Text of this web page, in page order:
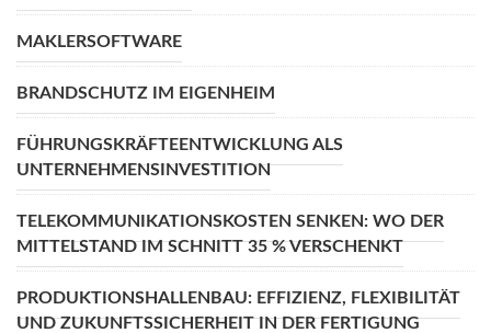
MAKLERSOFTWARE
BRANDSCHUTZ IM EIGENHEIM
FÜHRUNGSKRÄFTEENTWICKLUNG ALS
UNTERNEHMENSINVESTITION
TELEKOMMUNIKATIONSKOSTEN SENKEN: WO DER
MITTELSTAND IM SCHNITT 35 % VERSCHENKT
PRODUKTIONSHALLENBAU: EFFIZIENZ, FLEXIBILITÄT
UND ZUKUNFTSSICHERHEIT IN DER FERTIGUNG